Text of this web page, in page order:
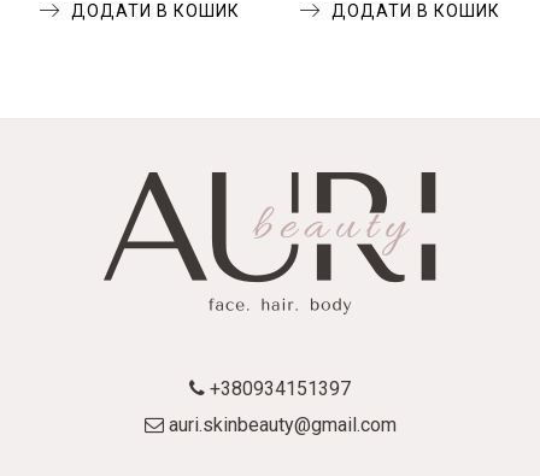
ДОДАТИ В КОШИК
ДОДАТИ В КОШИК
+380934151397
auri.skinbeauty@gmail.com